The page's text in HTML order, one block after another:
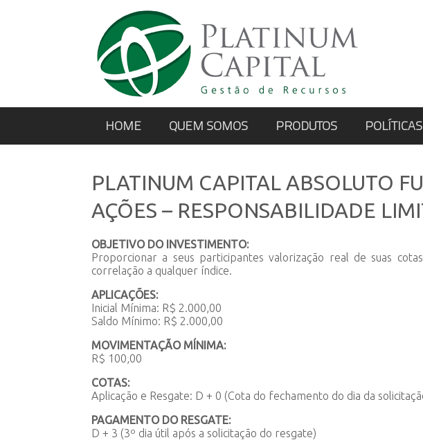
HOME QUEM SOMOS PRODUTOS POLÍTICAS
PLATINUM CAPITAL ABSOLUTO
AÇÕES – RESPONSABILIDADE
OBJETIVO DO INVESTIMENTO:
Proporcionar a seus participantes valorização real de suas
correlação a qualquer índice.
APLICAÇÕES:
Inicial Mínima: R$ 2.000,00
Saldo Mínimo: R$ 2.000,00
MOVIMENTAÇÃO MÍNIMA:
R$ 100,00
COTAS:
Aplicação e Resgate: D + 0 (Cota do fechamento do dia da
PAGAMENTO DO RESGATE:
D + 3 (3º dia útil após a solicitação do resgate)